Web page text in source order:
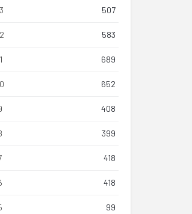
507
583
689
652
408
399
418
418
99